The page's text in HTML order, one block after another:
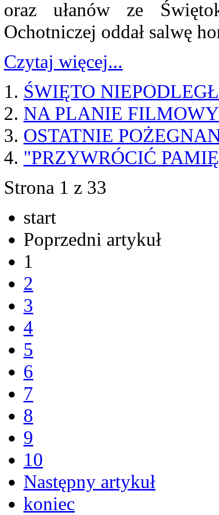
oraz ułanów ze
Ochotniczej oddał salwę
Czytaj więcej...
ŚWIĘTO
NA PLANIE
OSTATNIE
"PRZYWRÓCIĆ
Strona 1 z 33
start
Poprzedni artykuł
1
2
3
4
5
6
7
8
9
10
Następny artykuł
koniec